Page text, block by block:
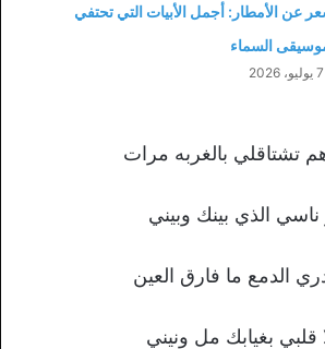
عن الأمطار: أجمل الأبيات التي تحتفي
السماء
7 يوليو، 2026
تشتاقلي بالغربه مرات
ناسي الذي بينك وبيني
الدمع ما فارق العين
قلبي بغيابك مل ونيني